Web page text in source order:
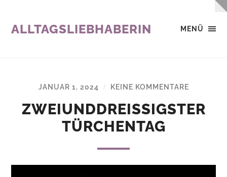
MENÜ
ALLTAGSLIEBHABERIN
JANUAR 1, 2024 / KEINE KOMMENTARE
ZWEIUNDDREISSIGSTER T
ÜRCHENTAG